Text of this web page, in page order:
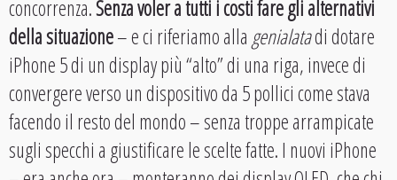
concorrenza.Senza voler a tutti i costi fare gli alternativi
della situazione– e ci riferiamo alla genialatadi dotare
iPhone 5 di un display più “alto” di una riga, invece di
convergere verso un dispositivo da 5 pollici come stava
facendo il resto del mondo – senza troppe arrampicate
sugli specchi a giustificare le scelte fatte. I nuovi iPhone